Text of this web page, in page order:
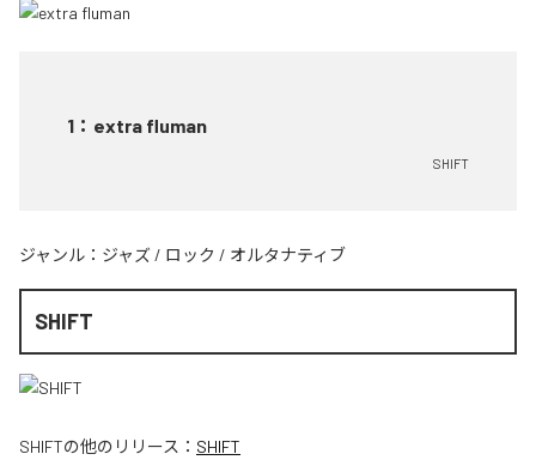
1 ： extra fluman
SHIFT
ジャンル： ジャズ / ロック / オルタナティブ
SHIFT
SHIFTの他のリリース： SHIFT